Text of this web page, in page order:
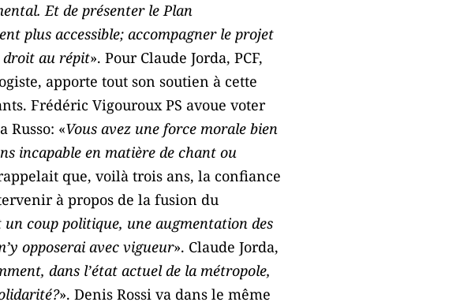
Et de présenter le Plan
plus accessible; accompagner le projet
droit au répit». Pour Claude Jorda, PCF,
apporte tout son soutien à cette
Frédéric Vigouroux PS avoue voter
Russo: «Vous avez une force morale bien
incapable en matière de chant ou
que, voilà trois ans, la confiance
à propos de la fusion du
coup politique, une augmentation des
opposerai avec vigueur». Claude Jorda,
dans l’état actuel de la métropole,
». Denis Rossi va dans le même